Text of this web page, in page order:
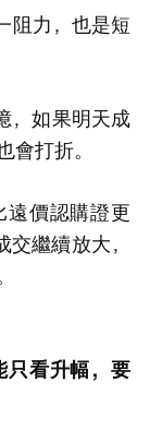
阻力，也是短
，如果明天成
打折。
遠價認購證更
繼續放大，
只看升幅，要